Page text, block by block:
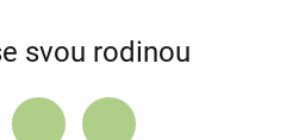
svou rodinou